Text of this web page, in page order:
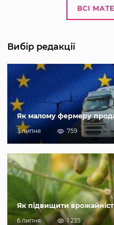
ВСІ
Вибір редакції
Як малому фермеру
3 липня 759
Як підвищити
6 липня 1 235